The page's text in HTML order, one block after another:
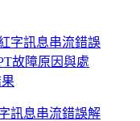
訊息串流錯誤解